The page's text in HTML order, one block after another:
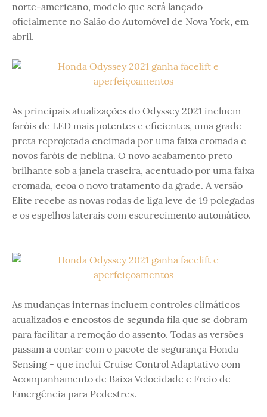
norte-americano, modelo que será lançado
oficialmente no Salão do Automóvel de Nova York, em
abril.
As principais atualizações do Odyssey 2021 incluem
faróis de LED mais potentes e eficientes, uma grade
preta reprojetada encimada por uma faixa cromada e
novos faróis de neblina. O novo acabamento preto
brilhante sob a janela traseira, acentuado por uma faixa
cromada, ecoa o novo tratamento da grade. A versão
Elite recebe as novas rodas de liga leve de 19 polegadas
e os espelhos laterais com escurecimento automático.
As mudanças internas incluem controles climáticos
atualizados e encostos de segunda fila que se dobram
para facilitar a remoção do assento. Todas as versões
passam a contar com o pacote de segurança Honda
Sensing - que inclui Cruise Control Adaptativo com
Acompanhamento de Baixa Velocidade e Freio de
Emergência para Pedestres.